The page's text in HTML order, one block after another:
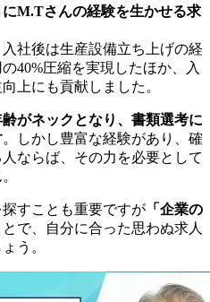
にM.Tさんの経験を生かせる求
社後は生産設備立ち上げの経
40%圧縮を実現したほか、入
上にも貢献しました。
齢がネックとなり、書類選考に
。しかし豊富な経験があり、確
ならば、その力を必要として
すことも重要ですが 「企業の
とで、自分に合った思わぬ求人
う。